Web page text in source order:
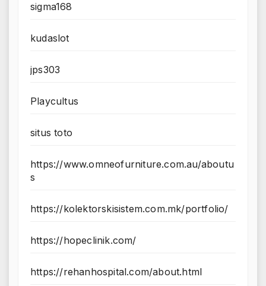
sigma168
kudaslot
jps303
Playcultus
situs toto
https://www.omneofurniture.com.au/aboutu
s
https://kolektorskisistem.com.mk/portfolio/
https://hopeclinik.com/
https://rehanhospital.com/about.html